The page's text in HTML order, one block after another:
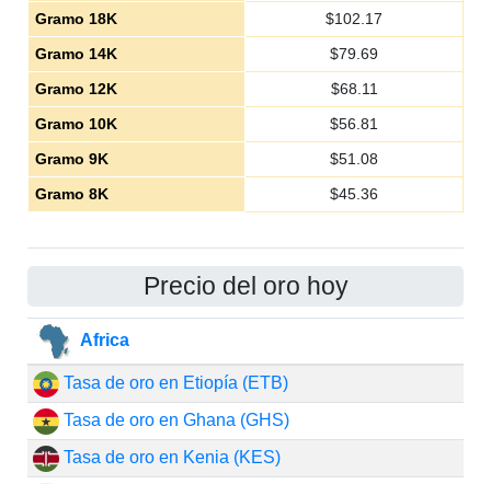
Gramo 18K
$102.17
Gramo 14K
$79.69
Gramo 12K
$68.11
Gramo 10K
$56.81
Gramo 9K
$51.08
Gramo 8K
$45.36
Precio del oro hoy
Africa
Tasa de oro en Etiopía (ETB)
Tasa de oro en Ghana (GHS)
Tasa de oro en Kenia (KES)